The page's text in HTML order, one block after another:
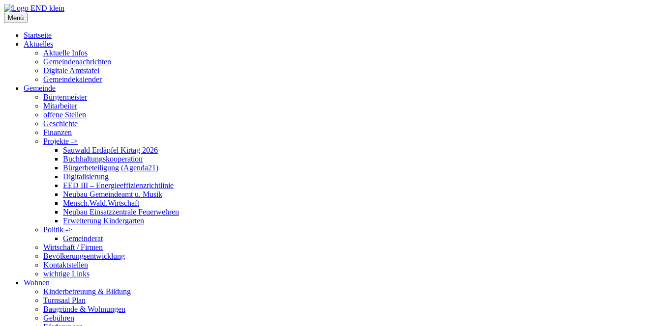
Zum
Inhalt
springen
Menü
Startseite
Aktuelles
Aktuelle Infos
Gemeindenachrichten
Digitale Amtstafel
Gemeindekalender
Gemeinde
Bürgermeister
Mitarbeiter
offene Stellen
Geschichte
Finanzen
Projekte ->
Sauwald Erdäpfel Kirtag 2026
Buchhaltungskooperation
Bürgerbeteiligung (Agenda21)
Digitalisierung
EED III – Energieeffizienzrichtlinie
Neubau Gemeindeamt u. Musik
Mensch.Wald.Wirtschaft
Neubau Einsatzzentrale Feuerwehren
Erweiterung Kindergarten
Politik ->
Gemeinderat
Wirtschaft / Firmen
Bevölkerungsentwicklung
Kontaktstellen
wichtige Links
Wohnen
Kinderbetreuung & Bildung
Turnsaal Plan
Baugründe & Wohnungen
Gebühren